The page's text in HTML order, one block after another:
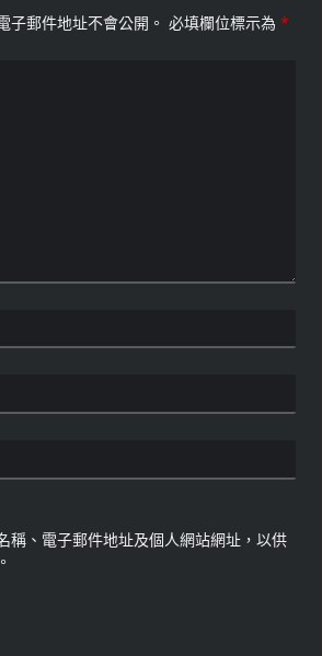
子郵件地址不會公開。 必填欄位標示為 *
稱、電子郵件地址及個人網站網址，以供